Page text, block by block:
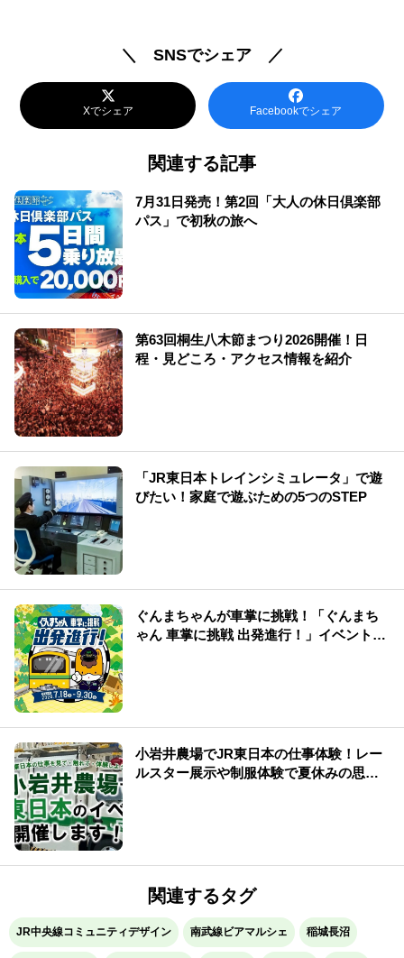
＼ SNSでシェア ／
Xでシェア Facebookでシェア
関連する記事
7月31日発売！第2回「大人の休日倶楽部
パス」で初秋の旅へ
第63回桐生八木節まつり2026開催！日
程・見どころ・アクセス情報を紹介
「JR東日本トレインシミュレータ」で遊
びたい！家庭で遊ぶための5つのSTEP
ぐんまちゃんが車掌に挑戦！「ぐんまち
ゃん 車掌に挑戦 出発進行！」イベント情
小岩井農場でJR東日本の仕事体験！レー
ルスター展示や制服体験で夏休みの思い
関連するタグ
JR中央線コミュニティデザイン 南武線ビアマルシェ 稲城長沼